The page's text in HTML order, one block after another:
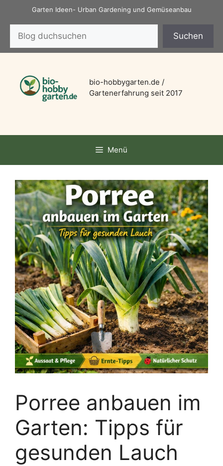
springen
Garten Ideen- Urban Gardening und Gemüseanbau
Suchen
bio-hobbygarten.de /
Gartenerfahrung seit 2017
Menü
Porree anbauen im
Garten: Tipps für
gesunden Lauch